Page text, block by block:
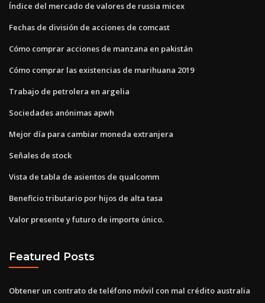
Índice del mercado de valores de russia micex
Fechas de división de acciones de comcast
Cómo comprar acciones de manzana en pakistán
Cómo comprar las existencias de marihuana 2019
Trabajo de petrolera en argelia
Sociedades anónimas apwh
Mejor día para cambiar moneda extranjera
Señales de stock
Vista de tabla de asientos de qualcomm
Beneficio tributario por hijos de alta tasa
Valor presente y futuro de importe único.
Featured Posts
Obtener un contrato de teléfono móvil con mal crédito australia